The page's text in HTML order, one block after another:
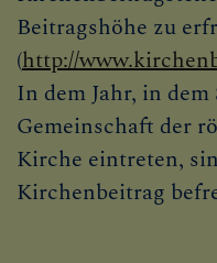
Beitragshöhe zu
(http://
In dem Jahr, in
Gemeinschaft der
Kirche eintreten,
Kirchenbeitrag